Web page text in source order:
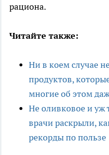
рациона.
Читайте также:
Ни в коем случае
продуктов,
многие об этом
Не оливковое и уж
врачи раскрыли,
рекорды по пользе